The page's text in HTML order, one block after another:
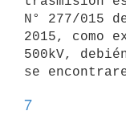
N° 277/015
2015, como
500kV,
7